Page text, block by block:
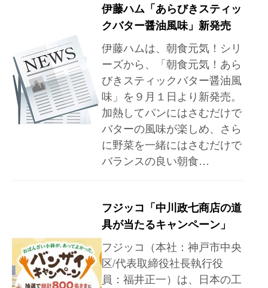
伊藤ハム「あらびきスティッ
クバター醤油風味」新発売
伊藤ハムは、朝食元気！シリ
ーズから、「朝食元気！あら
びきスティックバター醤油風
味」を９月１日より新発売。
加熱してパンにはさむだけで
バターの風味が楽しめ、さら
に野菜を一緒にはさむだけで
バランスの良い朝食…
フジッコ「中川政七商店の道
具が当たるキャンペーン」
フジッコ（本社：神戸市中央
区/代表取締役社長執行役
員：福井正一）は、日本の工